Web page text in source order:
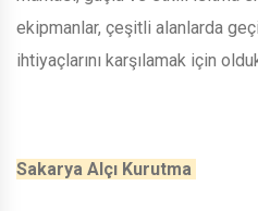
ekipmanlar, çeşitli alanlarda
ihtiyaçlarını karşılamak için
Sakarya Alçı Kurutma